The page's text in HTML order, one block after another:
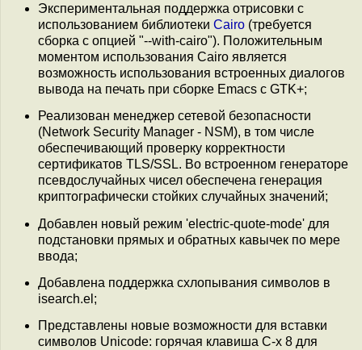
Экспериментальная поддержка отрисовки с
использованием библиотеки Cairo (требуется
сборка с опцией "--with-cairo"). Положительным
моментом использования Cairo является
возможность использования встроенных диалогов
вывода на печать при сборке Emacs с GTK+;
Реализован менеджер сетевой безопасности
(Network Security Manager - NSM), в том числе
обеспечивающий проверку корректности
сертификатов TLS/SSL. Во встроенном генераторе
псевдослучайных чисел обеспечена генерация
криптографически стойких случайных значений;
Добавлен новый режим 'electric-quote-mode' для
подстановки прямых и обратных кавычек по мере
ввода;
Добавлена поддержка схлопывания символов в
isearch.el;
Представлены новые возможности для вставки
символов Unicode: горячая клавиша C-x 8 для